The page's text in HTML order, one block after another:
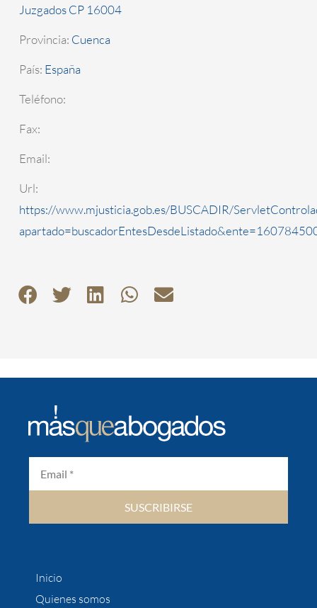
Juzgados CP 16004
Provincia: Cuenca
País: España
Teléfono:
Fax:
Email:
Url:
https://www.mjusticia.gob.es/BUSCADIR/
SUSCRIBIRSE
Inicio
Quienes somos